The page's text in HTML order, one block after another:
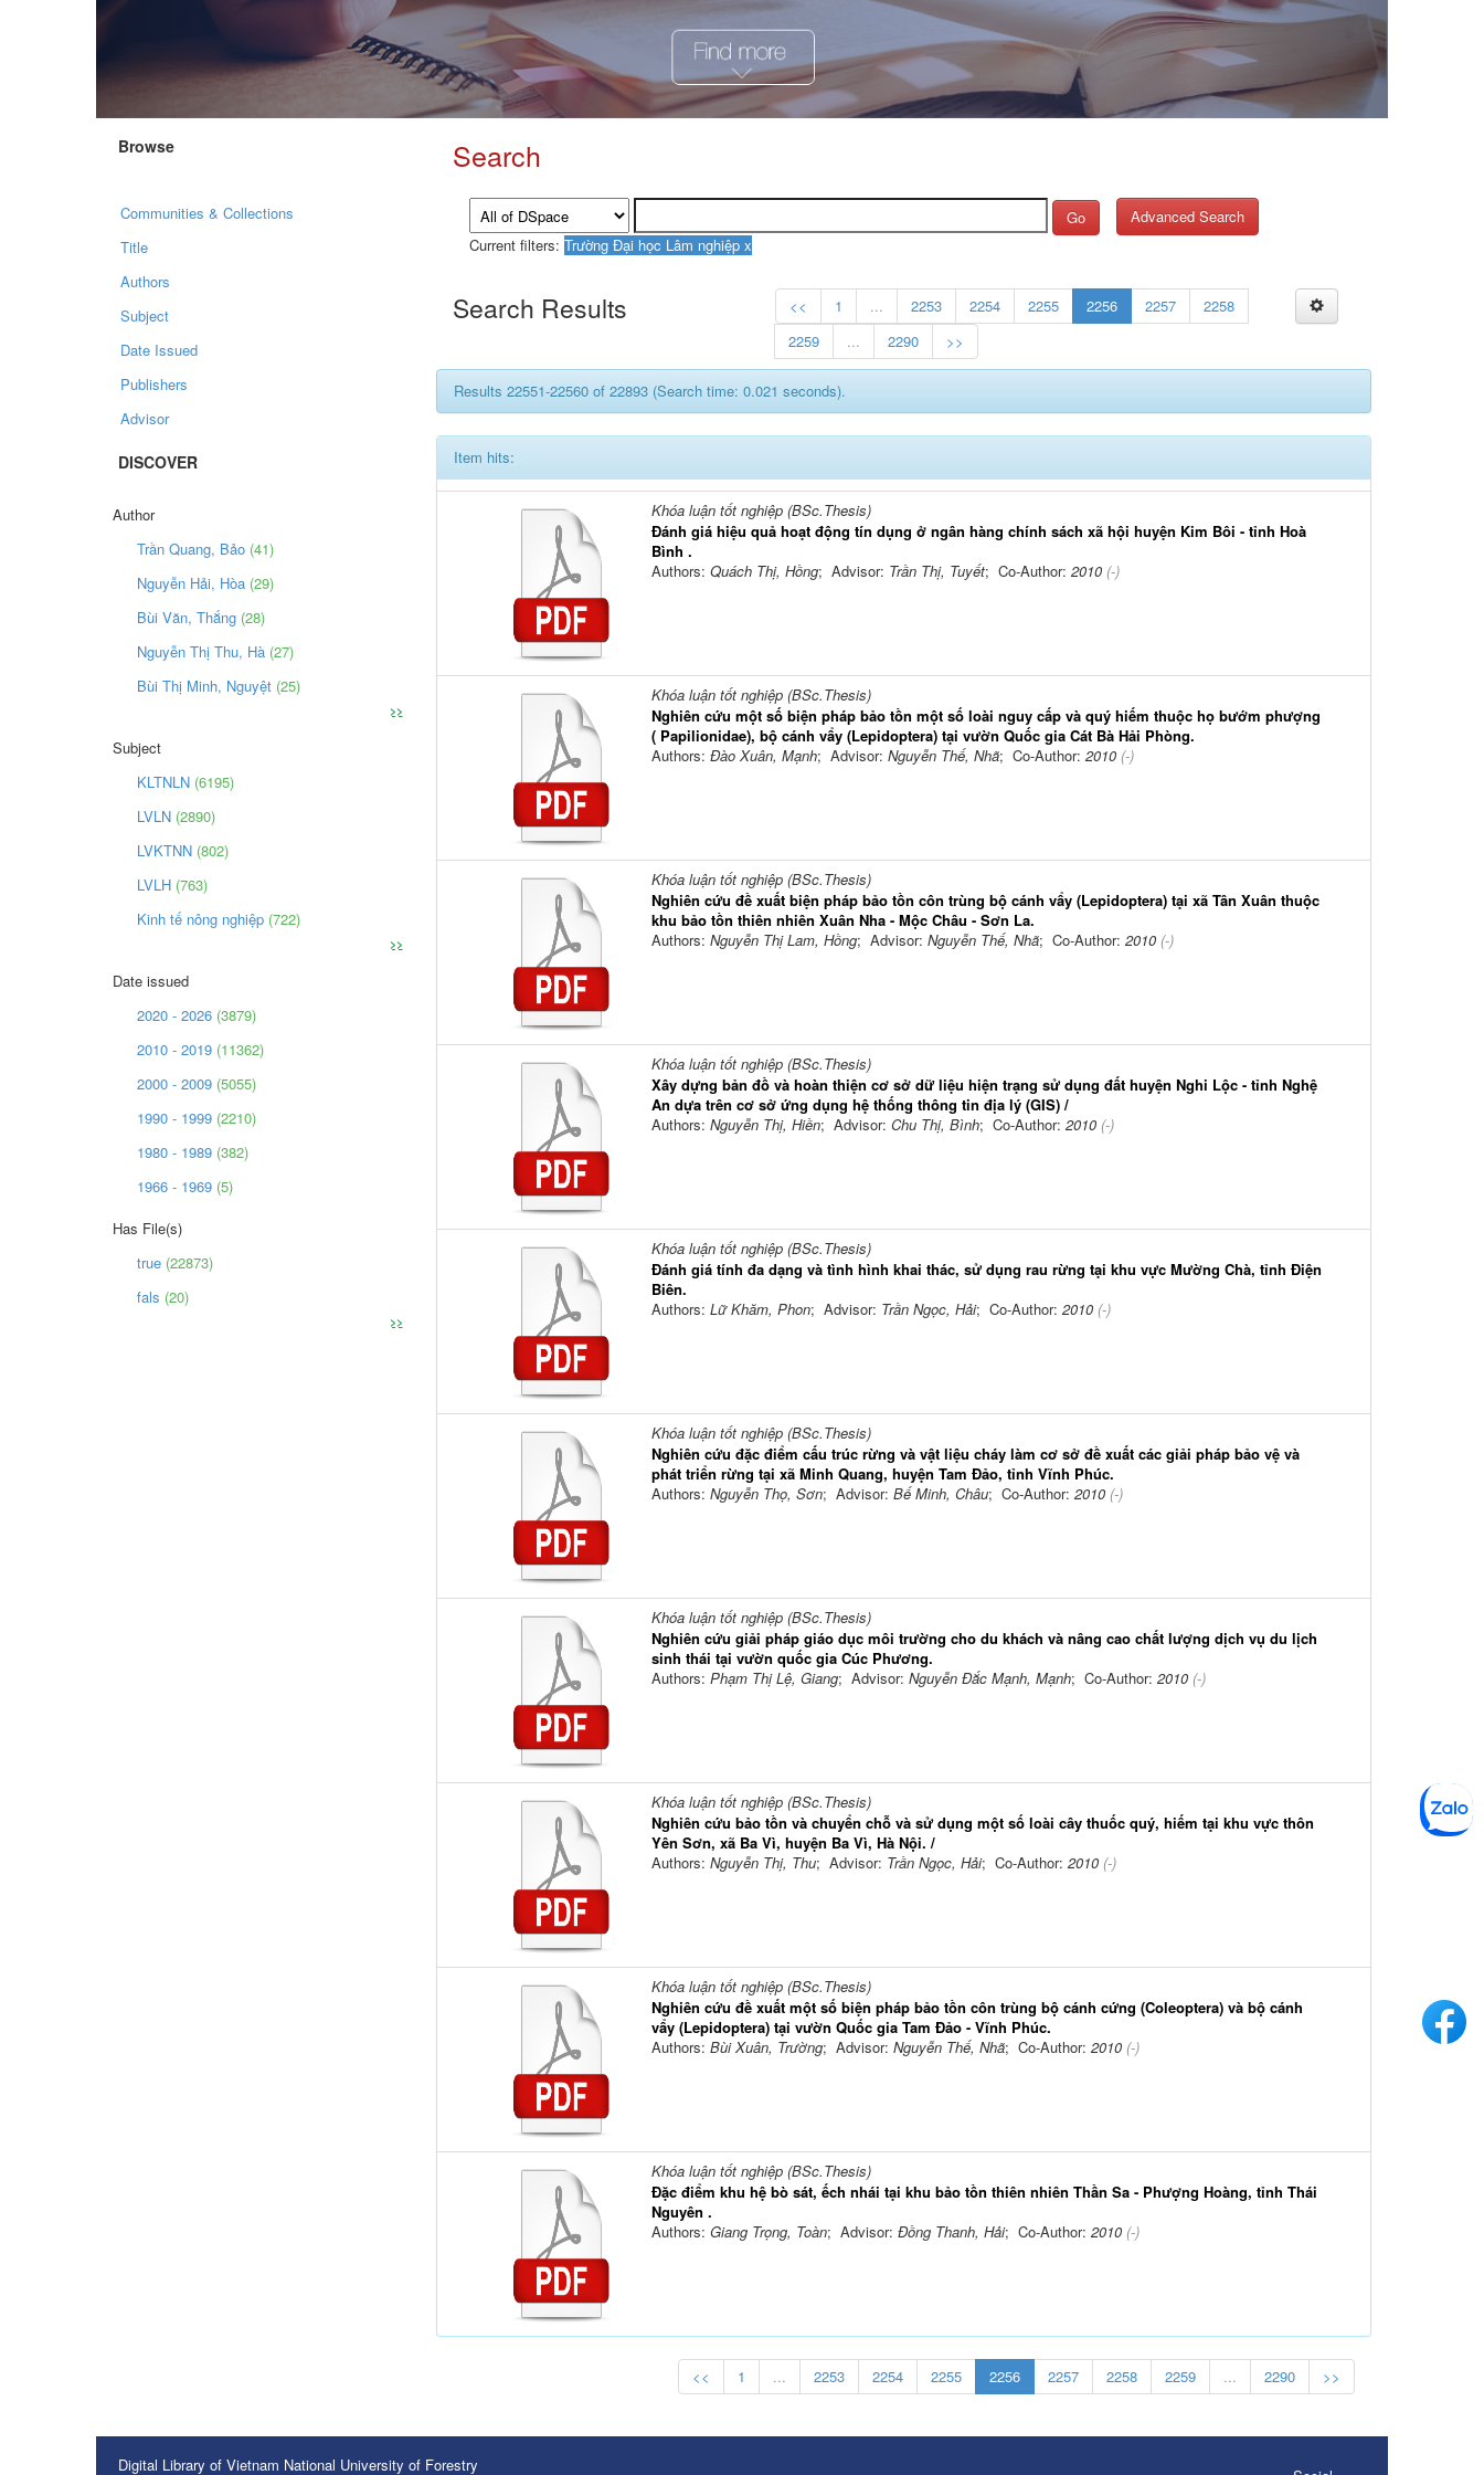
Browse
Communities & Collections
Title
Authors
Subject
Date Issued
Publishers
Advisor
DISCOVER
Author
Trần Quang, Bảo (41)
Nguyễn Hải, Hòa (29)
Bùi Văn, Thắng (28)
Nguyễn Thị Thu, Hà (27)
Bùi Thị Minh, Nguyệt (25)
>>
Subject
KLTNLN (6195)
LVLN (2890)
LVKTNN (802)
LVLH (763)
Kinh tế nông nghiệp (722)
>>
Date issued
2020 - 2026 (3879)
2010 - 2019 (11362)
2000 - 2009 (5055)
1990 - 1999 (2210)
1980 - 1989 (382)
1966 - 1969 (5)
Has File(s)
true (22873)
fals (20)
>>
Search
Go
Current filters:
Advanced Search
Search Results << 1 ... 2253 2254 2255 2256 2257
2258
2259
... 2290 >>
Results 22551-22560 of 22893 (Search time: 0.021 seconds).
Item hits:
Khóa luận tốt nghiệp (BSc.Thesis)
Đánh giá hiệu quả hoạt động tín dụng ở ngân hàng chính sách xã hội huyện Kim Bôi - tỉnh Hoà
Bình .
Authors: Quách Thị, Hồng; Advisor: Trần Thị, Tuyết; Co-Author: 2010(-)
Khóa luận tốt nghiệp (BSc.Thesis)
Nghiên cứu một số biện pháp bảo tồn một số loài nguy cấp và quý hiếm thuộc họ bướm phượng
( Papilionidae), bộ cánh vẩy (Lepidoptera) tại vườn Quốc gia Cát Bà Hải Phòng.
Authors: Đào Xuân, Mạnh; Advisor: Nguyễn Thế, Nhã; Co-Author: 2010(-)
Khóa luận tốt nghiệp (BSc.Thesis)
Nghiên cứu đề xuất biện pháp bảo tồn côn trùng bộ cánh vẩy (Lepidoptera) tại xã Tân Xuân thuộc
khu bảo tồn thiên nhiên Xuân Nha - Mộc Châu - Sơn La.
Authors: Nguyễn Thị Lam, Hồng; Advisor: Nguyễn Thế, Nhã; Co-Author: 2010(-)
Khóa luận tốt nghiệp (BSc.Thesis)
Xây dựng bản đồ và hoàn thiện cơ sở dữ liệu hiện trạng sử dụng đất huyện Nghi Lộc - tỉnh Nghệ
An dựa trên cơ sở ứng dụng hệ thống thông tin địa lý (GIS) /
Authors: Nguyễn Thị, Hiền; Advisor: Chu Thị, Bình; Co-Author: 2010(-)
Khóa luận tốt nghiệp (BSc.Thesis)
Đánh giá tính đa dạng và tình hình khai thác, sử dụng rau rừng tại khu vực Mường Chà, tỉnh Điện
Biên.
Authors: Lữ Khăm, Phon; Advisor: Trần Ngọc, Hải; Co-Author: 2010(-)
Khóa luận tốt nghiệp (BSc.Thesis)
Nghiên cứu đặc điểm cấu trúc rừng và vật liệu cháy làm cơ sở đề xuất các giải pháp bảo vệ và
phát triển rừng tại xã Minh Quang, huyện Tam Đảo, tỉnh Vĩnh Phúc.
Authors: Nguyễn Thọ, Sơn; Advisor: Bế Minh, Châu; Co-Author: 2010(-)
Khóa luận tốt nghiệp (BSc.Thesis)
Nghiên cứu giải pháp giáo dục môi trường cho du khách và nâng cao chất lượng dịch vụ du lịch
sinh thái tại vườn quốc gia Cúc Phương.
Authors: Phạm Thị Lệ, Giang; Advisor: Nguyễn Đắc Mạnh, Mạnh; Co-Author: 2010(-)
Khóa luận tốt nghiệp (BSc.Thesis)
Nghiên cứu bảo tồn và chuyển chỗ và sử dụng một số loài cây thuốc quý, hiếm tại khu vực thôn
Yên Sơn, xã Ba Vì, huyện Ba Vì, Hà Nội. /
Authors: Nguyễn Thị, Thu; Advisor: Trần Ngọc, Hải; Co-Author: 2010(-)
Khóa luận tốt nghiệp (BSc.Thesis)
Nghiên cứu đề xuất một số biện pháp bảo tồn côn trùng bộ cánh cứng (Coleoptera) và bộ cánh
vẩy (Lepidoptera) tại vườn Quốc gia Tam Đảo - Vĩnh Phúc.
Authors: Bùi Xuân, Trường; Advisor: Nguyễn Thế, Nhã; Co-Author: 2010(-)
Khóa luận tốt nghiệp (BSc.Thesis)
Đặc điểm khu hệ bò sát, ếch nhái tại khu bảo tồn thiên nhiên Thần Sa - Phượng Hoàng, tỉnh Thái
Nguyên .
Authors: Giang Trọng, Toàn; Advisor: Đồng Thanh, Hải; Co-Author: 2010(-)
<< 1 ... 2253 2254 2255 2256 2257 2258 2259 ... 2290 >>
Digital Library of Vietnam National University of Forestry